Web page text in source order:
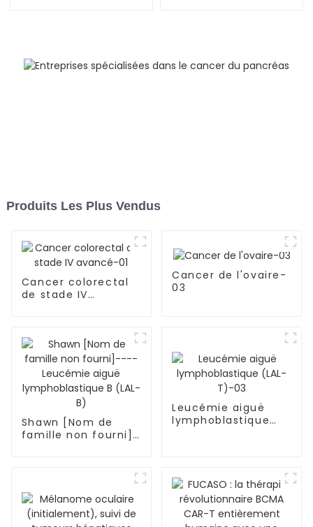
Produits Les Plus Vendus
Cancer colorectal
de stade IV
Cancer de l'ovaire-
03
Shawn [Nom de
famille non fourni]-
Leucémie aiguë
lymphoblastique